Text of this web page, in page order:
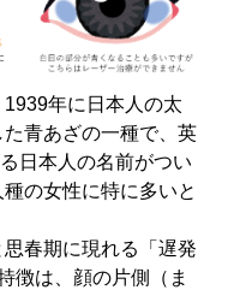
年に日本人の太
青あざの一種で、英
日本人の名前がつい
の女性に特に多いと
春期に現れる「遅発
徴は、顔の片側（ま